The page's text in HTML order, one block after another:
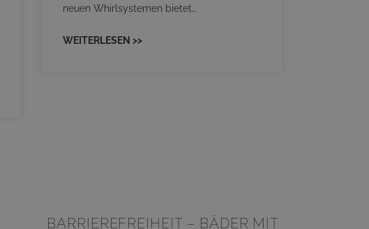
neuen Whirlsystemen bietet…
WEITERLESEN >>
BARRIEREFREIHEIT – BÄDER MIT